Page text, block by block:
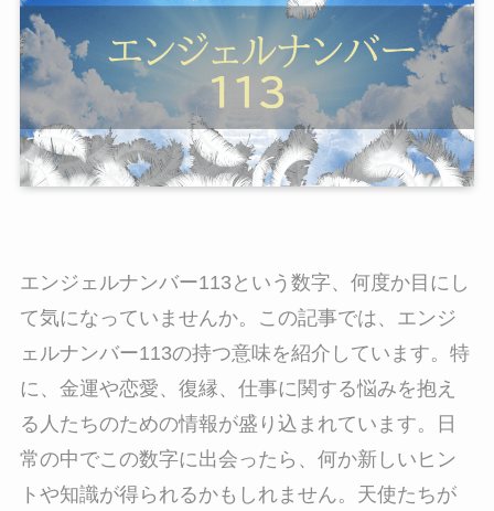
エンジェルナンバー113という数字、何度か目にし
て気になっていませんか。この記事では、エンジ
ェルナンバー113の持つ意味を紹介しています。特
に、金運や恋愛、復縁、仕事に関する悩みを抱え
る人たちのための情報が盛り込まれています。日
常の中でこの数字に出会ったら、何か新しいヒン
トや知識が得られるかもしれません。天使たちが